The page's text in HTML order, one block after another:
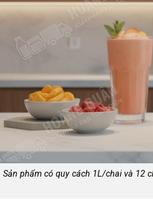
Sản phẩm có quy cách 1L/chai và 12